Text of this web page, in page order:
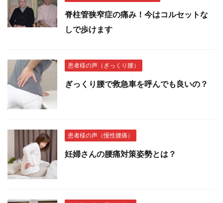
脊柱管狭窄症の痛み！今はコルセットな
しで歩けます
患者様の声（ぎっくり腰）
ぎっくり腰で救急車を呼んでも良いの？
患者様の声（慢性腰痛）
妊婦さんの腰痛対策姿勢とは？